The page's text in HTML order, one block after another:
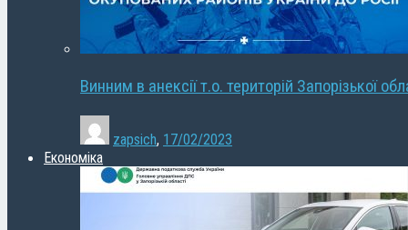
Винним в анексії т.о. територій Запорізької
zapsich, 17/02/2023
Економіка